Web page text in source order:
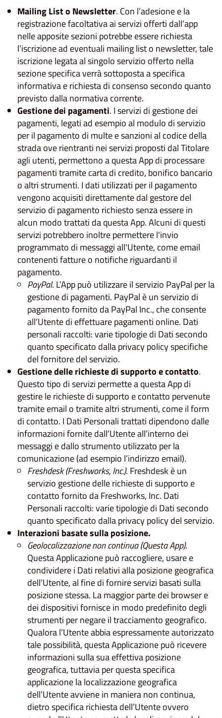
Mailing List o Newsletter. Con l’adesione e la
registrazione facoltativa ai servizi offerti dall’app
nelle apposite sezioni potrebbe essere richiesta
l’iscrizione ad eventuali mailing list o newsletter, tale
iscrizione legata al singolo servizio offerto nella
sezione specifica verrà sottoposta a specifica
informativa e richiesta di consenso secondo quanto
previsto dalla normativa corrente.
Gestione dei pagamenti. I servizi di gestione dei
pagamenti, legati ad esempio al modulo di servizio
per il pagamento di multe e sanzioni al codice della
strada ove rientranti nei servizi proposti dal Titolare
agli utenti, permettono a questa App di processare
pagamenti tramite carta di credito, bonifico bancario
o altri strumenti. I dati utilizzati per il pagamento
vengono acquisiti direttamente dal gestore del
servizio di pagamento richiesto senza essere in
alcun modo trattati da questa App. Alcuni di questi
servizi potrebbero inoltre permettere l'invio
programmato di messaggi all'Utente, come email
contenenti fatture o notifiche riguardanti il
pagamento.
PayPal. L’App può utilizzare il servizio PayPal per la
gestione di pagamenti. PayPal è un servizio di
pagamento fornito da PayPal Inc., che consente
all’Utente di effettuare pagamenti online. Dati
personali raccolti: varie tipologie di Dati secondo
quanto specificato dalla privacy policy specifiche
del fornitore del servizio.
Gestione delle richieste di supporto e contatto.
Questo tipo di servizi permette a questa App di
gestire le richieste di supporto e contatto pervenute
tramite email o tramite altri strumenti, come il form
di contatto. I Dati Personali trattati dipendono dalle
informazioni fornite dall’Utente all’interno dei
messaggi e dallo strumento utilizzato per la
comunicazione (ad esempio l’indirizzo email).
Freshdesk (Freshworks, Inc.). Freshdesk è un
servizio gestione delle richieste di supporto e
contatto fornito da Freshworks, Inc. Dati
Personali raccolti: varie tipologie di Dati secondo
quanto specificato dalla privacy policy del servizio.
Interazioni basate sulla posizione.
Geolocalizzazione non continua (Questa App).
Questa Applicazione può raccogliere, usare e
condividere i Dati relativi alla posizione geografica
dell’Utente, al fine di fornire servizi basati sulla
posizione stessa. La maggior parte dei browser e
dei dispositivi fornisce in modo predefinito degli
strumenti per negare il tracciamento geografico.
Qualora l’Utente abbia espressamente autorizzato
tale possibilità, questa Applicazione può ricevere
informazioni sulla sua effettiva posizione
geografica, tuttavia per questa specifica
applicazione la localizzazione geografica
dell’Utente avviene in maniera non continua,
dietro specifica richiesta dell’Utente ovvero